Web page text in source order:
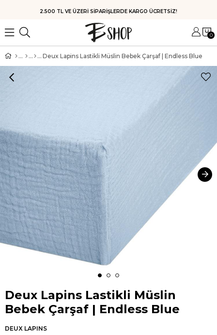
HIZLI KARGO
0
Deux Lapins Lastikli Müslin Bebek Çarşaf | Endless Blue
Deux Lapins Lastikli Müslin
Bebek Çarşaf | Endless Blue
DEUX LAPINS